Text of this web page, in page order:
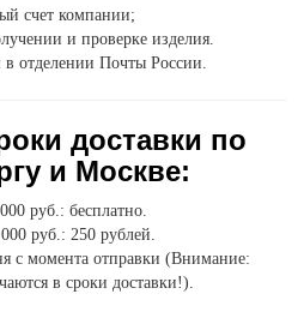
счет компании;
и проверке изделия.
отделении Почты России.
доставки по
и Москве:
руб.: бесплатно.
руб.: 250 рублей.
с момента отправки (Внимание:
в сроки доставки!).